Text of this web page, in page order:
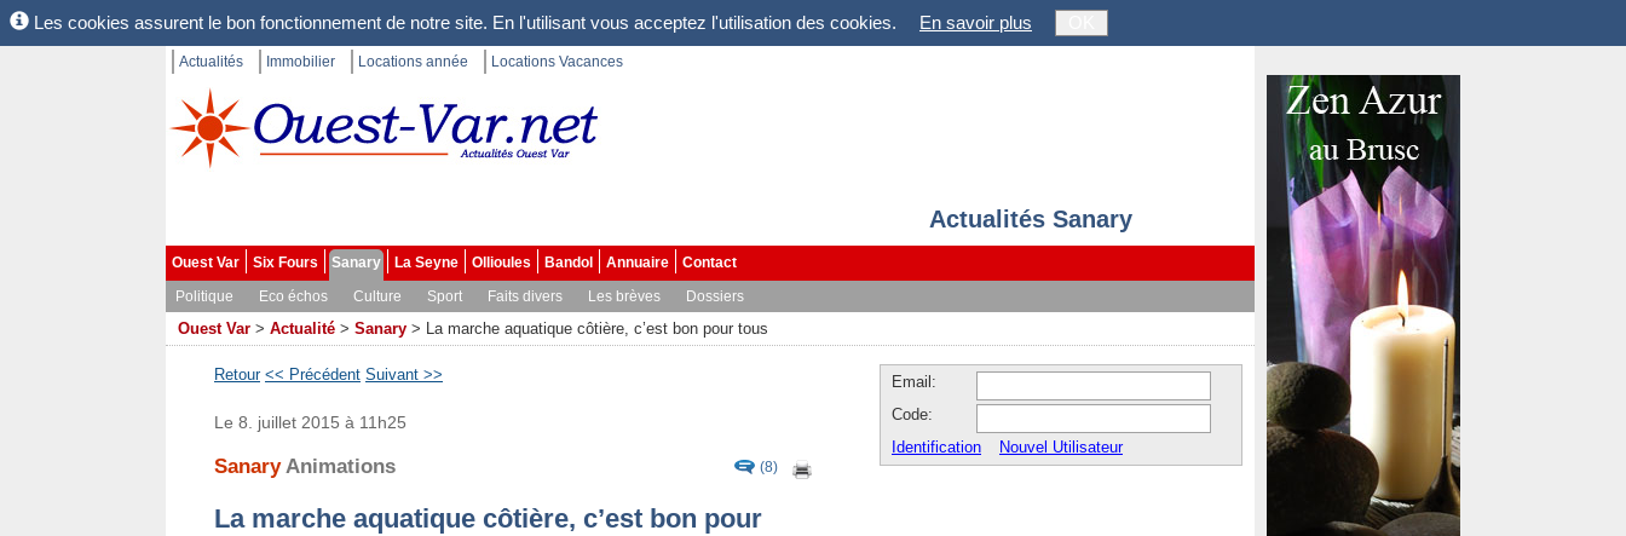
Les cookies assurent le bon fonctionnement de notre site. En l'utilisant vous acceptez l'utilisation des cookies. En savoir plus
Actualités Immobilier Locations année Locations Vacances
Actualités Sanary
Ouest Var Six Fours Sanary La Seyne Ollioules Bandol Annuaire
Contact
Politique
Eco échos Culture Sport Faits divers Les brèves Dossiers
Ouest Var > Actualité > Sanary > La marche aquatique côtière, c’est bon pour tous
Retour << Précédent Suivant >>
(8)
Le 8. juillet 2015 à 11h25
Sanary Animations
La marche aquatique côtière, c’est bon pour
Email:
Code:
Identification
Nouvel Utilisateur